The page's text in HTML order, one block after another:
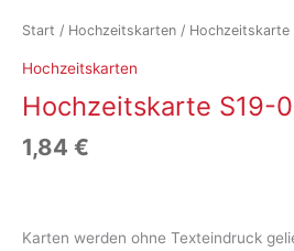
Start / Hochzeitskarten / Hochzeitskarte
Hochzeitskarten
Hochzeitskarte S19-
1,84 €
Karten werden ohne Texteindruck